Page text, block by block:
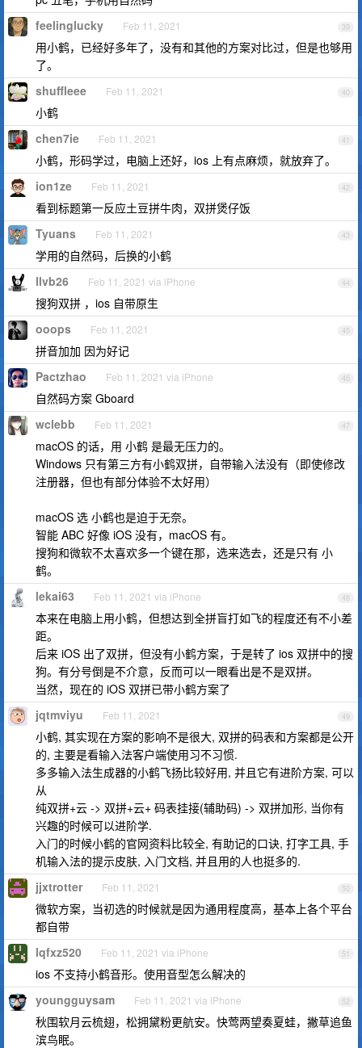
39
feelinglucky Feb 11, 2021
用小鹤，已经好多年了，没有和其他的方案对比过，但是也够用
了。
40
shuffleee Feb 11, 2021
小鹤
41
chen7ie Feb 11, 2021
小鹤，形码学过，电脑上还好，ios 上有点麻烦，就放弃了。
42
ion1ze Feb 11, 2021
看到标题第一反应土豆拼牛肉，双拼煲仔饭
43
Tyuans Feb 11, 2021
学用的自然码，后换的小鹤
44
llvb26 Feb 11, 2021 via iPhone
搜狗双拼 ，ios 自带原生
45
ooops Feb 11, 2021
拼音加加 因为好记
46
Pactzhao Feb 11, 2021 via iPhone
自然码方案 Gboard
47
wclebb Feb 11, 2021
macOS 的话，用 小鹤 是最无压力的。
Windows 只有第三方有小鹤双拼，自带输入法没有（即使修改
注册器，但也有部分体验不太好用）
macOS 选 小鹤也是迫于无奈。
智能 ABC 好像 iOS 没有，macOS 有。
搜狗和微软不太喜欢多一个键在那，选来选去，还是只有 小
鹤。
48
lekai63 Feb 11, 2021 via iPhone
本来在电脑上用小鹤，但想达到全拼盲打如飞的程度还有不小差
距。
后来 iOS 出了双拼，但没有小鹤方案，于是转了 ios 双拼中的搜
狗。有分号倒是不介意，反而可以一眼看出是不是双拼。
当然，现在的 iOS 双拼已带小鹤方案了
49
jqtmviyu Feb 11, 2021
小鹤, 其实现在方案的影响不是很大, 双拼的码表和方案都是公开
的, 主要是看输入法客户端使用习不习惯.
多多输入法生成器的小鹤飞扬比较好用, 并且它有进阶方案, 可以
从
纯双拼+云 -> 双拼+云+ 码表挂接(辅助码) -> 双拼加形, 当你有
兴趣的时候可以进阶学.
入门的时候小鹤的官网资料比较全, 有助记的口诀, 打字工具, 手
机输入法的提示皮肤, 入门文档, 并且用的人也挺多的.
50
jjxtrotter Feb 11, 2021
微软方案，当初选的时候就是因为通用程度高，基本上各个平台
都自带
51
lqfxz520 Feb 11, 2021 via iPhone
ios 不支持小鹤音形。使用音型怎么解决的
52
youngguysam Feb 11, 2021 via iPhone
秋围软月云梳翅，松拥黛粉更航安。快莺两望奏夏蛙，撇草追鱼
滨鸟眠。